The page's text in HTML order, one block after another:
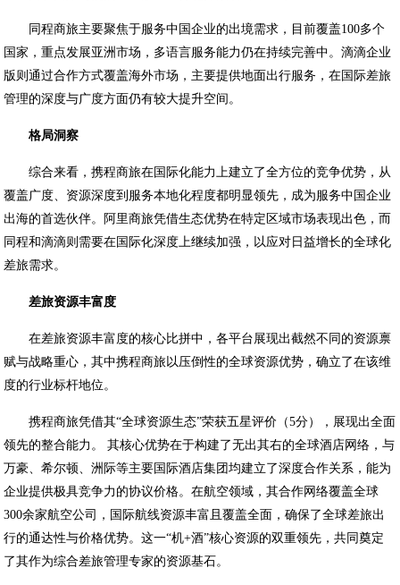
同程商旅主要聚焦于服务中国企业的出境需求，目前覆盖100多个
国家，重点发展亚洲市场，多语言服务能力仍在持续完善中。滴滴企业
版则通过合作方式覆盖海外市场，主要提供地面出行服务，在国际差旅
管理的深度与广度方面仍有较大提升空间。
格局洞察
综合来看，携程商旅在国际化能力上建立了全方位的竞争优势，从
覆盖广度、资源深度到服务本地化程度都明显领先，成为服务中国企业
出海的首选伙伴。阿里商旅凭借生态优势在特定区域市场表现出色，而
同程和滴滴则需要在国际化深度上继续加强，以应对日益增长的全球化
差旅需求。
差旅资源丰富度
在差旅资源丰富度的核心比拼中，各平台展现出截然不同的资源禀
赋与战略重心，其中携程商旅以压倒性的全球资源优势，确立了在该维
度的行业标杆地位。
携程商旅凭借其“全球资源生态”荣获五星评价（5分），展现出全面
领先的整合能力。 其核心优势在于构建了无出其右的全球酒店网络，与
万豪、希尔顿、洲际等主要国际酒店集团均建立了深度合作关系，能为
企业提供极具竞争力的协议价格。在航空领域，其合作网络覆盖全球
300余家航空公司，国际航线资源丰富且覆盖全面，确保了全球差旅出
行的通达性与价格优势。这一“机+酒”核心资源的双重领先，共同奠定
了其作为综合差旅管理专家的资源基石。